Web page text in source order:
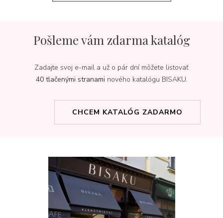
Pošleme vám zdarma katalóg
Zadajte svoj e-mail a už o pár dní môžete listovať
40 tlačenými stranami nového katalógu BISAKU.
CHCEM KATALÓG ZADARMO